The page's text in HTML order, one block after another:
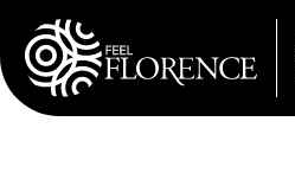
Aller au contenu principal